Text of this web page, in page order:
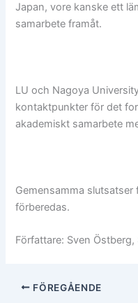
Japan, vore kanske ett
samarbete framåt.
LU och Nagoya
kontaktpunkter för det
akademiskt samarbete
Gemensamma
förberedas.
Författare: Sven
FÖREGÅENDE